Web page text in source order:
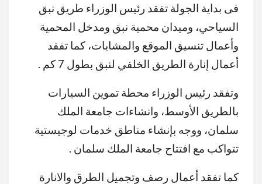
فى بداية الجولة تفقد رئيس الوزراء طريق نبق
السياحي، وميدان محمية نبق ومدخل المحمية
وأعمال تنسيق الموقع والمشايات، كما تفقد
أعمال إنارة الطريق الخلفي لنبق بطول 7 كم .
وتفقد رئيس الوزراء محطة تموين السيارات
بالطريق الأوسط، وانشاءات جامعة الملك
سلمان، ووجه بإنشاء مناطق خدمات لوجيستية
تتواكب مع افتتاح جامعة الملك سلمان .
كما تفقد أعمال رصف وتجميل الطرق والانارة